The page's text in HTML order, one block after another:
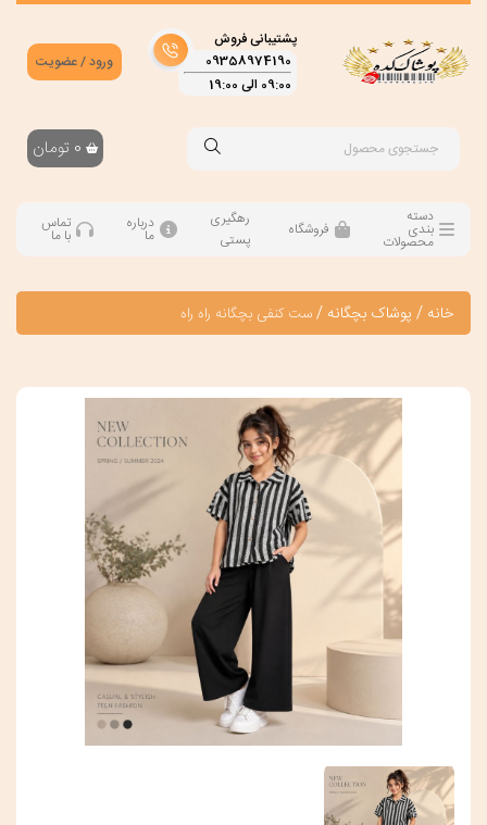
پشتیبانی فروش
09358974190
09:00 الی 19:00
ورود / عضویت
0 تومان
دسته
بندی
محصولات
فروشگاه
رهگیری
پستی
درباره
ما
تماس
با ما
خانه / پوشاک بچگانه /ست کنفی بچگانه راه راه